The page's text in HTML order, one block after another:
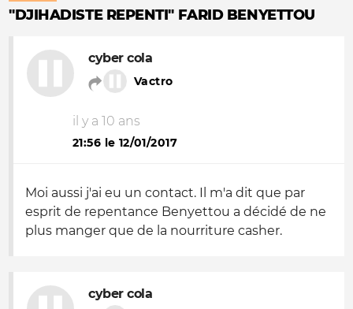
"DJIHADISTE REPENTI" FARID BENYETTOU
cyber cola
Vactro
il y a 10 ans
21:56 le 12/01/2017
Moi aussi j'ai eu un contact. Il m'a dit que par
esprit de repentance Benyettou a décidé de ne
plus manger que de la nourriture casher.
cyber cola